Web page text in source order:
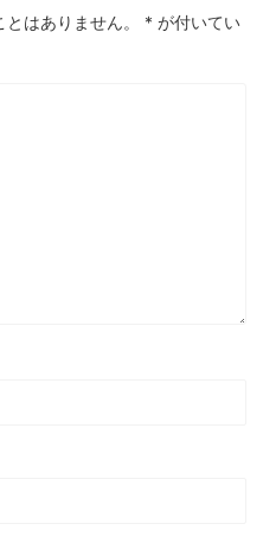
はありません。 * が付いてい